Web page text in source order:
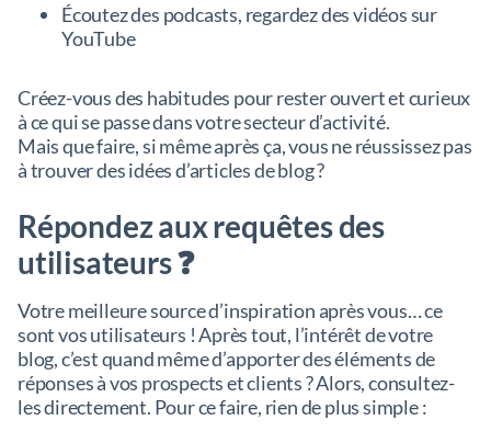
Écoutez des podcasts, regardez des vidéos sur
YouTube
Créez-vous des habitudes pour rester ouvert et curieux
à ce qui se passe dans votre secteur d’activité.
Mais que faire, si même après ça, vous ne réussissez pas
à trouver des idées d’articles de blog ?
Répondez aux requêtes des
utilisateurs ❓
Votre meilleure source d’inspiration après vous… ce
sont vos utilisateurs ! Après tout, l’intérêt de votre
blog, c’est quand même d’apporter des éléments de
réponses à vos prospects et clients ? Alors, consultez-
les directement. Pour ce faire, rien de plus simple :